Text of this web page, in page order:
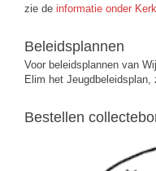
zie de informatie onder
Beleidsplannen
Voor beleidsplannen van
Elim het Jeugdbeleidsplan,
Bestellen